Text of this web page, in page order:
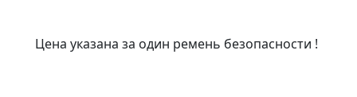
Цена указана за один ремень безопасности !